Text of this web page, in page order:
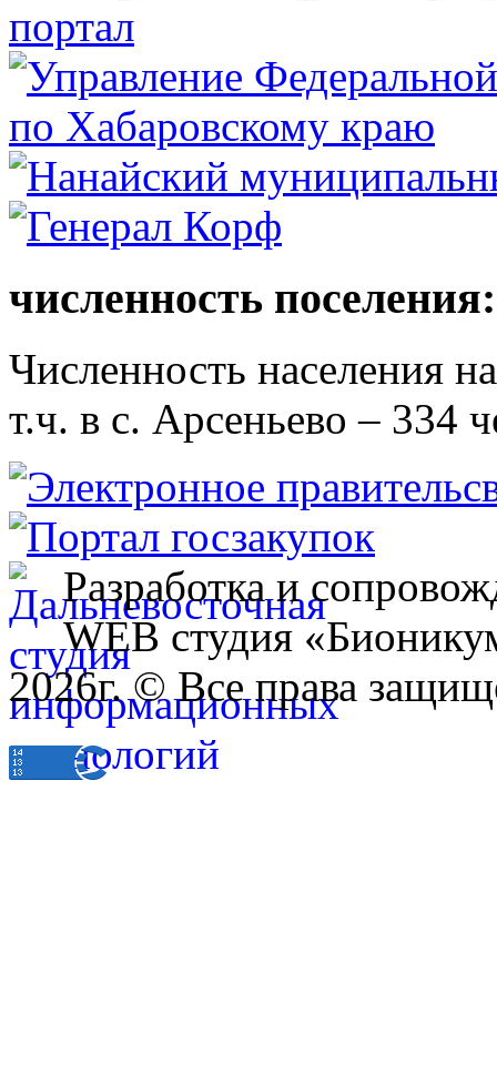
численность поселения:
Численность населения
т.ч. в с. Арсеньево – 334
Разработка и
WEB студия
2026г. © Все права